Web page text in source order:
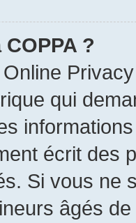
?
qui
écrit des
Si vous ne
âgés